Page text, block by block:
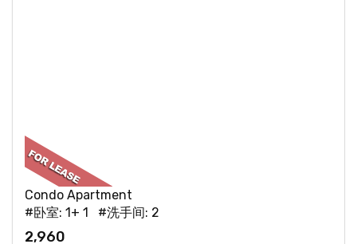
Condo Apartment
#卧室: 1+ 1 #洗手间: 2
2,960